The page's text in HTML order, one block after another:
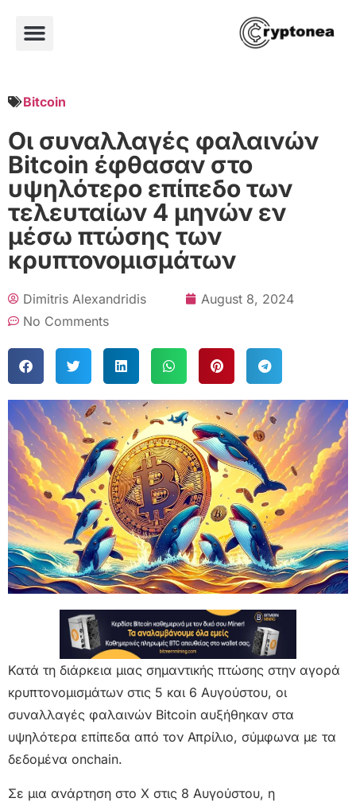
Bitcoin
Οι συναλλαγές φαλαινών
Bitcoin έφθασαν στο
υψηλότερο επίπεδο των
τελευταίων 4 μηνών εν
μέσω πτώσης των
κρυπτονομισμάτων
Dimitris Alexandridis
August 8, 2024
No Comments
Κατά τη διάρκεια μιας σημαντικής πτώσης στην αγορά
κρυπτονομισμάτων στις 5 και 6 Αυγούστου, οι
συναλλαγές φαλαινών Bitcoin αυξήθηκαν στα
υψηλότερα επίπεδα από τον Απρίλιο, σύμφωνα με τα
δεδομένα onchain.
Σε μια ανάρτηση στο X στις 8 Αυγούστου, η